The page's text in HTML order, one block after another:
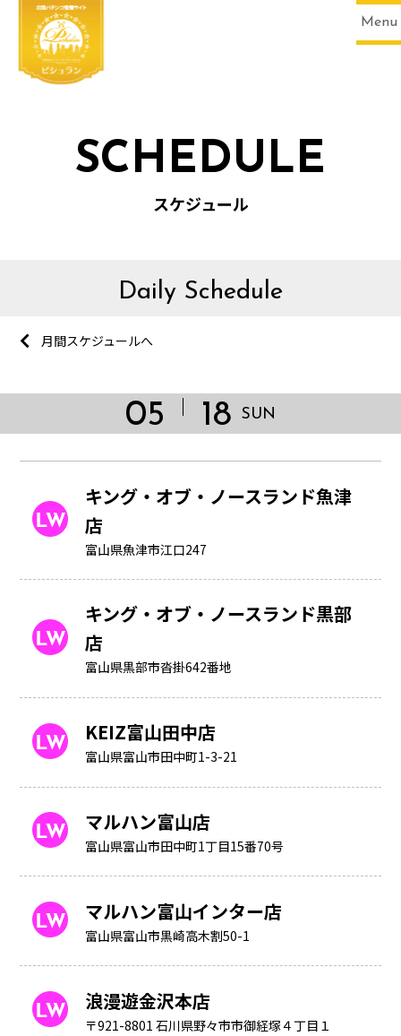
Menu
HOME
SCHEDULE
スケジュール
Daily Schedule
月間スケジュールへ
05 18 SUN
キング・オブ・ノースランド魚津
店
富山県魚津市江口247
キング・オブ・ノースランド黒部
店
富山県黒部市沓掛642番地
KEIZ富山田中店
富山県富山市田中町1-3-21
マルハン富山店
富山県富山市田中町1丁目15番70号
マルハン富山インター店
富山県富山市黒崎高木割50-1
浪漫遊金沢本店
〒921-8801 石川県野々市市御経塚４丁目１